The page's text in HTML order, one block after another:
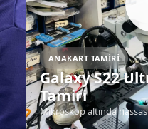
ANAKART TAMIRI
Galaxy S22
Tamiri
Mikroskop altında